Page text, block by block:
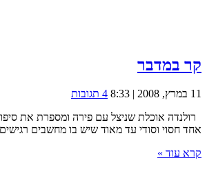
קר במדבר
11 במרץ, 2008 | 8:33
4 תגובות
רולנדה אוכלת שניצל עם פירה ומספרת את
אחד חסוי וסודי עד מאוד שיש בו מחשבים
קרא עוד »